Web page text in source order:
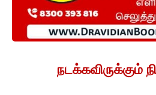
நடக்கவிருக்கும்